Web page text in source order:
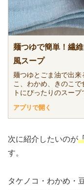
麺つゆで簡単！繊
風スープ
麺つゆとごま油で出
こ、わかめ、きのこ
トにぴったりのスープ
アプリで開く
次に紹介したいのが
す。
タケノコ・わかめ・